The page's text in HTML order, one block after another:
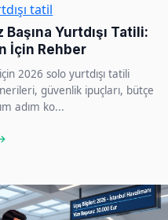
tatil
Başına Yurtdışı Tatili:
İçin Rehber
2026 solo yurtdışı tatili
güvenlik ipuçları, bütçe
adım ko...